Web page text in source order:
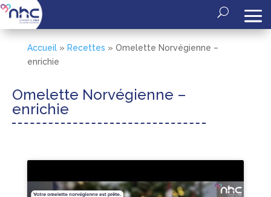
Accueil» Recettes » Omelette Norvégienne –
enrichie
Omelette Norvégienne –
enrichie